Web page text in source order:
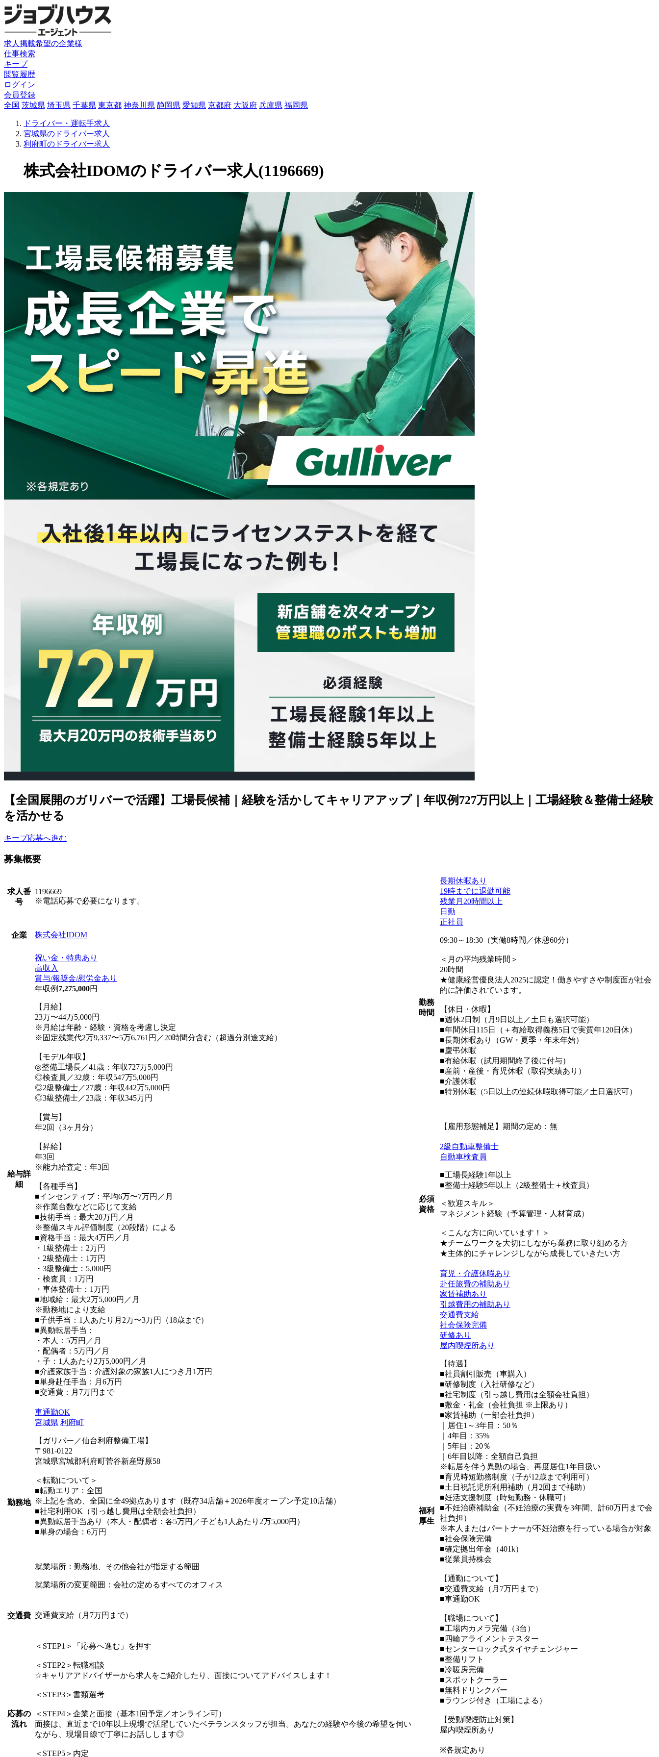
求人掲載希望の企業様
仕事検索
キープ
閲覧履歴
ログイン
会員登録
全国 茨城県 埼玉県 千葉県 東京都 神奈川県 静岡県 愛知県 京都府 大阪府 兵庫県 福岡県
ドライバー・運転手求人
宮城県のドライバー求人
利府町のドライバー求人
株式会社IDOMのドライバー求人(1196669)
【全国展開のガリバーで活躍】工場長候補｜経験を活かしてキャリアアップ｜年収例727万円以上｜工場経験＆整備士経験
を活かせる
キープ応募へ進む
募集概要
求人番
号
1196669
※電話応募で必要になります。
企業 株式会社IDOM
給与詳
細
祝い金・特典あり
高収入
賞与/報奨金/慰労金あり
年収例 7,275,000円
【月給】
23万〜44万5,000円
※月給は年齢・経験・資格を考慮し決定
※固定残業代2万9,337〜5万6,761円／20時間分含む（超過分別途支給）
【モデル年収】
◎整備工場長／41歳：年収727万5,000円
◎検査員／32歳：年収547万5,000円
◎2級整備士／27歳：年収442万5,000円
◎3級整備士／23歳：年収345万円
【賞与】
年2回（3ヶ月分）
【昇給】
年3回
※能力給査定：年3回
【各種手当】
■インセンティブ：平均6万〜7万円／月
※作業台数などに応じて支給
■技術手当：最大20万円／月
※整備スキル評価制度（20段階）による
■資格手当：最大4万円／月
・1級整備士：2万円
・2級整備士：1万円
・3級整備士：5,000円
・検査員：1万円
・車体整備士：1万円
■地域給：最大2万5,000円／月
※勤務地により支給
■子供手当：1人あたり月2万〜3万円（18歳まで）
■異動転居手当：
・本人：5万円／月
・配偶者：5万円／月
・子：1人あたり2万5,000円／月
■介護家族手当：介護対象の家族1人につき月1万円
■単身赴任手当：月6万円
■交通費：月7万円まで
勤務地
車通勤OK
宮城県 利府町
【ガリバー／仙台利府整備工場】
〒981-0122
宮城県宮城郡利府町菅谷新産野原58
＜転勤について＞
■転勤エリア：全国
※上記を含め、全国に全49拠点あります（既存34店舗＋2026年度オープン予定10店舗）
■社宅利用OK（引っ越し費用は全額会社負担）
■異動転居手当あり（本人・配偶者：各5万円／子ども1人あたり2万5,000円）
■単身の場合：6万円
就業場所：勤務地、その他会社が指定する範囲
就業場所の変更範囲：会社の定めるすべてのオフィス
交通費 交通費支給（月7万円まで）
応募の
流れ
＜STEP1＞「応募へ進む」を押す
＜STEP2＞転職相談
☆キャリアアドバイザーから求人をご紹介したり、面接についてアドバイスします！
＜STEP3＞書類選考
＜STEP4＞企業と面接（基本1回予定／オンライン可）
面接は、直近まで10年以上現場で活躍していたベテランスタッフが担当。あなたの経験や今後の希望を伺い
ながら、現場目線で丁寧にお話しします◎
＜STEP5＞内定
勤務
時間
長期休暇あり
19時までに退勤可能
残業月20時間以上
日勤
正社員
09:30～18:30（実働8時間／休憩60分）
＜月の平均残業時間＞
20時間
★健康経営優良法人2025に認定！働きやすさや制度面が社会
的に評価されています。
【休日・休暇】
■週休2日制（月9日以上／土日も選択可能）
■年間休日115日（＋有給取得義務5日で実質年120日休）
■長期休暇あり（GW・夏季・年末年始）
■慶弔休暇
■有給休暇（試用期間終了後に付与）
■産前・産後・育児休暇（取得実績あり）
■介護休暇
■特別休暇（5日以上の連続休暇取得可能／土日選択可）
【雇用形態補足】期間の定め：無
必須
資格
2級自動車整備士
自動車検査員
■工場長経験1年以上
■整備士経験5年以上（2級整備士＋検査員）
＜歓迎スキル＞
マネジメント経験（予算管理・人材育成）
＜こんな方に向いています！＞
★チームワークを大切にしながら業務に取り組める方
★主体的にチャレンジしながら成長していきたい方
福利
厚生
育児・介護休暇あり
赴任旅費の補助あり
家賃補助あり
引越費用の補助あり
交通費支給
社会保険完備
研修あり
屋内喫煙所あり
【待遇】
■社員割引販売（車購入）
■研修制度（入社研修など）
■社宅制度（引っ越し費用は全額会社負担）
■敷金・礼金（会社負担 ※上限あり）
■家賃補助（一部会社負担）
｜居住1～3年目：50％
｜4年目：35%
｜5年目：20％
｜6年目以降：全額自己負担
※転居を伴う異動の場合、再度居住1年目扱い
■育児時短勤務制度（子が12歳まで利用可）
■土日祝託児所利用補助（月2回まで補助）
■妊活支援制度（時短勤務・休職可）
■不妊治療補助金（不妊治療の実費を3年間、計60万円まで会
社負担）
※本人またはパートナーが不妊治療を行っている場合が対象
■社会保険完備
■確定拠出年金（401k）
■従業員持株会
【通勤について】
■交通費支給（月7万円まで）
■車通勤OK
【職場について】
■工場内カメラ完備（3台）
■四輪アライメントテスター
■センターロック式タイヤチェンジャー
■整備リフト
■冷暖房完備
■スポットクーラー
■無料ドリンクバー
■ラウンジ付き（工場による）
【受動喫煙防止対策】
屋内喫煙所あり
※各規定あり